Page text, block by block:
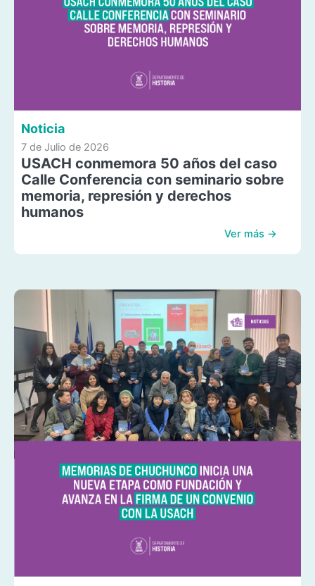
Noticia
7 de Julio de 2026
USACH conmemora 50 años del caso
Calle Conferencia con seminario sobre
memoria, represión y derechos
humanos
Ver más →